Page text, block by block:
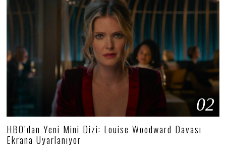
02
HBO’dan Yeni Mini Dizi: Louise Woodward Davası
Ekrana Uyarlanıyor